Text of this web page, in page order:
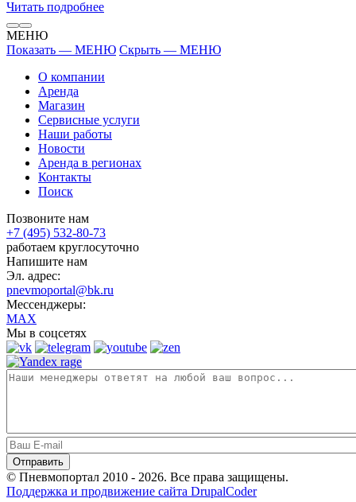
Читать подробнее
МЕНЮ
Показать — МЕНЮ Скрыть — МЕНЮ
О компании
Аренда
Магазин
Сервисные услуги
Наши работы
Новости
Аренда в регионах
Контакты
Поиск
Позвоните нам
+7 (495) 532-80-73
работаем круглосуточно
Напишите нам
Эл. адрес:
pnevmoportal@bk.ru
Мессенджеры:
MAX
Мы в соцсетях
© Пневмопортал 2010 - 2026. Все права защищены.
Поддержка и продвижение сайта DrupalCoder